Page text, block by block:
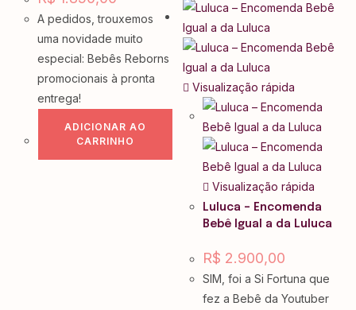
A pedidos, trouxemos
uma novidade muito
especial: Bebês Reborns
promocionais à pronta
entrega!
ADICIONAR AO
CARRINHO
Visualização rápida
Visualização rápida
Luluca – Encomenda
Bebê Igual a da Luluca
R$ 2.900,00
SIM, foi a Si Fortuna que
fez a Bebê da Youtuber